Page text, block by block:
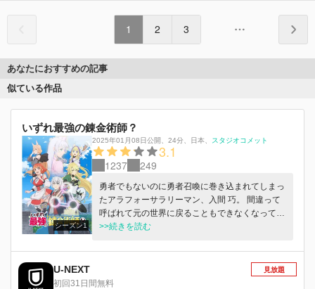
1 2 3
あなたにおすすめの記事
似ている作品
いずれ最強の錬金術師？
シーズン1
2025年01月08日公開 24分 日本 スタジオコメット
3.1
1237 249
勇者でもないのに勇者召喚に巻き込まれてしまっ
たアラフォーサラリーマン、入間 巧。 間違って
呼ばれて元の世界に戻ることもできなくなってし
まったタクミは、 「巻き込んだお詫びに」と女
ポートを受け、 剣あり魔法ありのファンタジー
世界『ミルドガルド』で人生をリトライすること
に。 「戦闘職は絶対合わない」と地味な生産職
>>続きを読む
U-NEXT
初回31日間無料
見放題